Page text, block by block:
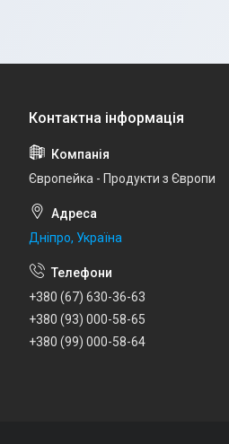
Європейка - Продукти з Європи
Дніпро, Україна
+380 (67) 630-36-63
+380 (93) 000-58-65
+380 (99) 000-58-64